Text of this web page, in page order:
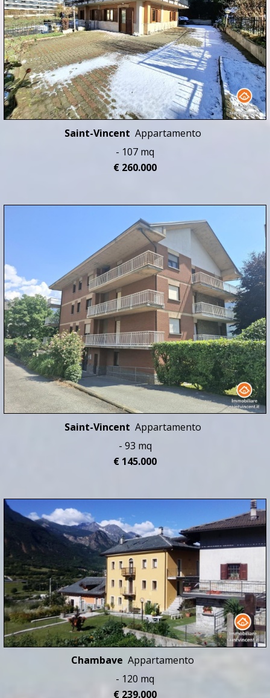
Saint-Vincent Appartamento
- 107 mq
€ 260.000
Saint-Vincent Appartamento
- 93 mq
€ 145.000
Chambave Appartamento
- 120 mq
€ 239.000